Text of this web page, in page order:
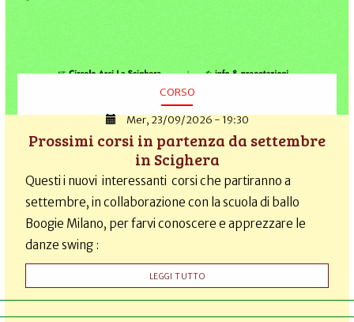
CORSO
Mer, 23/09/2026 - 19:30
Prossimi corsi in partenza da settembre
in Scighera
Questi i nuovi interessanti corsi che partiranno a
settembre, in collaborazione con la scuola di ballo
Boogie Milano, per farvi conoscere e apprezzare le
danze swing :
LEGGI TUTTO